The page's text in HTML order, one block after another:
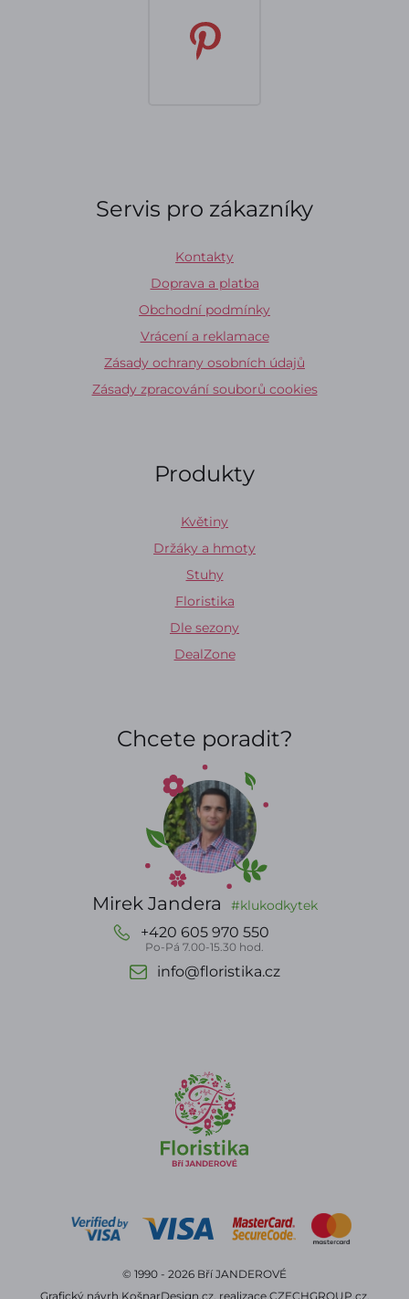
Servis pro zákazníky
Kontakty
Doprava a platba
Obchodní podmínky
Vrácení a reklamace
Zásady ochrany osobních údajů
Zásady zpracování souborů cookies
Produkty
Květiny
Držáky a hmoty
Stuhy
Floristika
Dle sezony
DealZone
Chcete poradit?
Mirek Jandera #klukodkytek
+420 605 970 550
Po-Pá 7.00-15.30 hod.
info@floristika.cz
© 1990 - 2026 Bří JANDEROVÉ
Grafický návrh KošnarDesign.cz, realizace CZECHGROUP.cz.